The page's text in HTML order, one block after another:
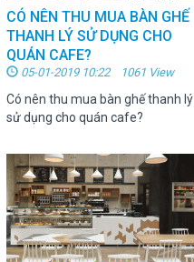
CÓ NÊN THU MUA BÀN GHẾ
THANH LÝ SỬ DỤNG CHO
QUÁN CAFE?
05-01-2019 10:22 1061 View
Có nên thu mua bàn ghế thanh lý
sử dụng cho quán cafe?